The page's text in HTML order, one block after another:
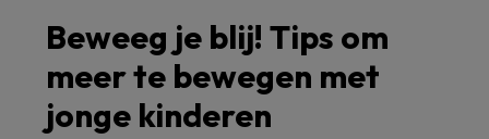
Beweeg je blij! Tips om
meer te bewegen met
jonge kinderen